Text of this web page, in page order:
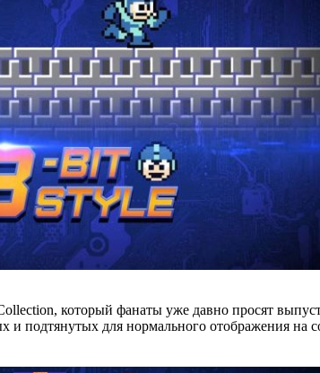
который фанаты уже давно просят
подтянутых для нормального отображения на